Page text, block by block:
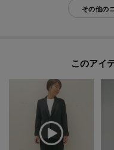
その他の
このアイ